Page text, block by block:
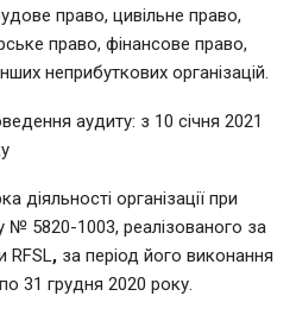
право, цивільне право,
право, фінансове право,
неприбуткових організацій.
аудиту: з 10 січня 2021
діяльності організації при
№ 5820-1003, реалізованого за
RFSL, за період його виконання
31 грудня 2020 року.